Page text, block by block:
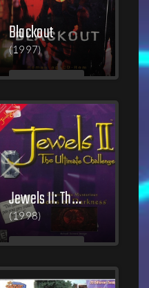
Blackout
(1997)
MEHR
Jewels II: The Ultimate Challenge
(1998)
MEHR